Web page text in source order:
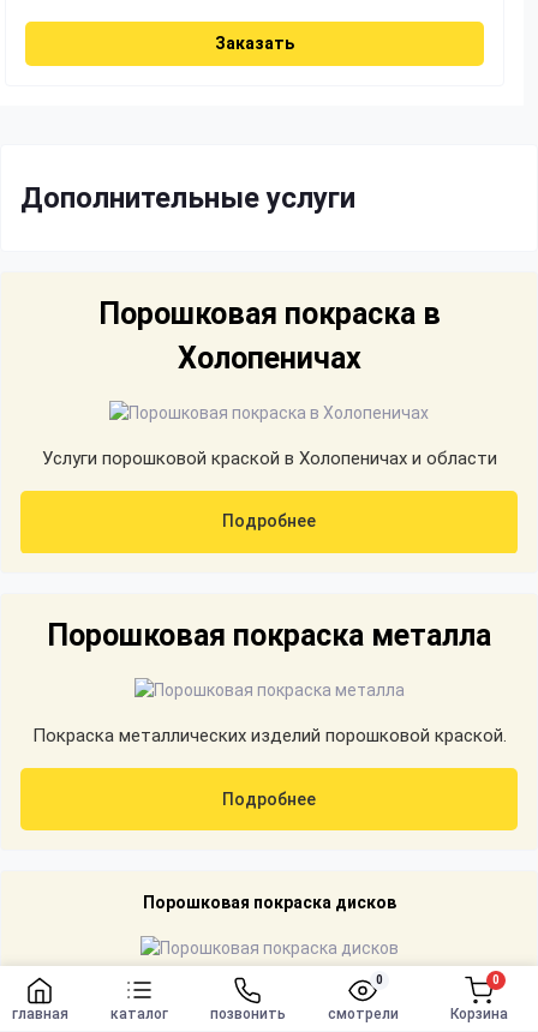
главная каталог смотрели
0
позвонить Корзина
0
Заказать
Заказать
Дополнительные услуги
Порошковая покраска в
Холопеничах
Услуги порошковой краской в Холопеничах и области
Подробнее
Порошковая покраска металла
Покраска металлических изделий порошковой краской.
Подробнее
Порошковая покраска дисков
Покраска автомобильных дисков порошковой краской.